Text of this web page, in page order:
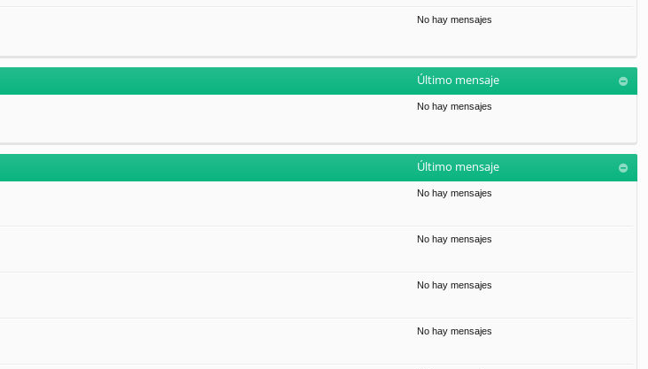
ú
i
o
e
a
j
No hay mensajes
Último mensaje
No hay mensajes
Último mensaje
No hay mensajes
No hay mensajes
No hay mensajes
No hay mensajes